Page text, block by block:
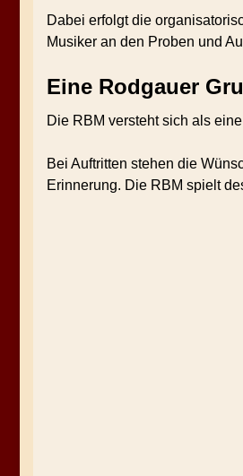
Dabei erfolgt die
Musiker an den Proben und
Eine Rodgauer
Die RBM versteht sich als
Bei Auftritten stehen die
Erinnerung. Die RBM spielt